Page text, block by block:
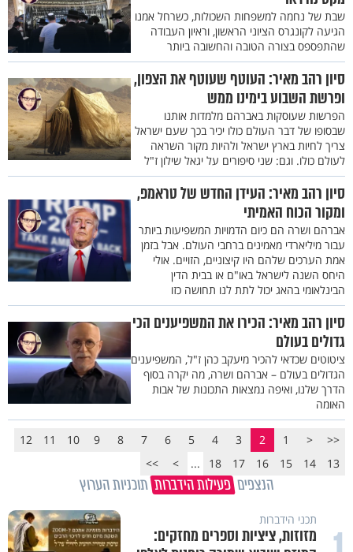
שבת של נחמה למשפחות השכולות, כשרחל אמנו
הגיעה לקונגרס הציוני הראשון, וראיון העבודה
שהתפספס בצורה הטובה והחשובה ביותר
סיון רהב מאיר: העוטף שעוטף את הצפון,
ופרשת השבוע בימינו ממש
הפרשות שעוסקות באברהם מלמדות אותנו
שבסופו של דבר העולם כולו יכיר בכך שעם ישראל
צריך לחיות בארץ ישראל ולהיות מקור השראה
לעולם כולו. וגם: שני סיפורים על יגאל שילון ז"ל
סיון רהב מאיר: העידן החדש של טראמפ,
ומקור הכוח האמיתי
אברהם ושרה הם כיום הדמויות המשפיעות ביותר
עבור מיליארדי מאמינים ברחבי העולם. אבל בזמן
אמת הערכים שלהם היו קיצוניים, הזויים. אולי
היחס השנה לישראל באו"ם או בבית הדין
הבינלאומי בהאג יכול לתת לנו תחושה כזו
סיון רהב מאיר: הכירו את המשפיענים הכי
גדולים בעולם
ציטוטים שכדאי להכיר מיעקב כהן ז"ל, המשפיענים
הגדולים בעולם – אברהם ושרה, מה יקרה בסוף
הדרך שלנו, ואיפה נמצאות התכונות של אבות
האומה
<<
<
1
2
3
4
5
6
7
8
9
10
11
12
13
14
15
16
17
18
...
>
>>
הנצפים פעילות הידברות תוכניות הערוץ
תכני הידברות
מזוזות, ציציות וספרים מחזקים: